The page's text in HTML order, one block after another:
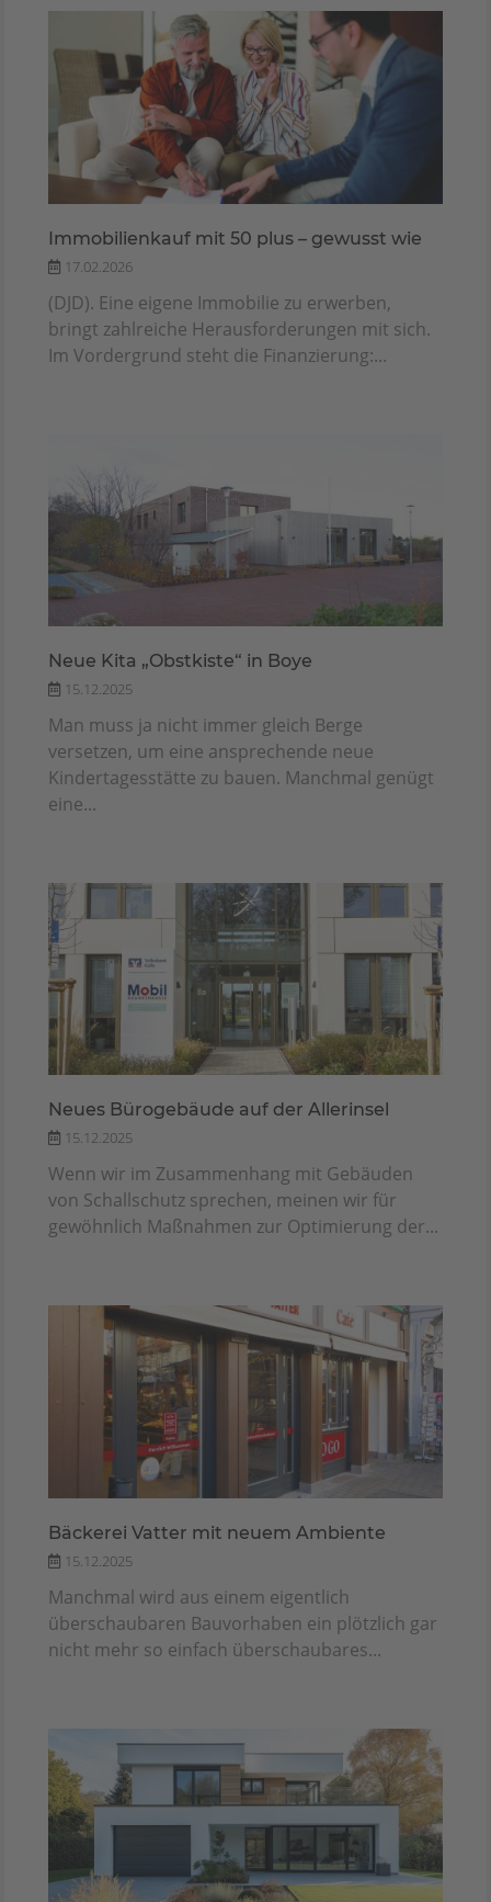
Immobilienkauf mit 50 plus – gewusst wie
17.02.2026
(DJD). Eine eigene Immobilie zu erwerben,
bringt zahlreiche Herausforderungen mit sich.
Im Vordergrund steht die Finanzierung:...
Neue Kita „Obstkiste“ in Boye
15.12.2025
Man muss ja nicht immer gleich Berge
versetzen, um eine ansprechende neue
Kindertagesstätte zu bauen. Manchmal genügt
eine...
Neues Bürogebäude auf der Allerinsel
15.12.2025
Wenn wir im Zusammenhang mit Gebäuden
von Schallschutz sprechen, meinen wir für
gewöhnlich Maßnahmen zur Optimierung der...
Bäckerei Vatter mit neuem Ambiente
15.12.2025
Manchmal wird aus einem eigentlich
überschaubaren Bauvorhaben ein plötzlich gar
nicht mehr so einfach überschaubares...